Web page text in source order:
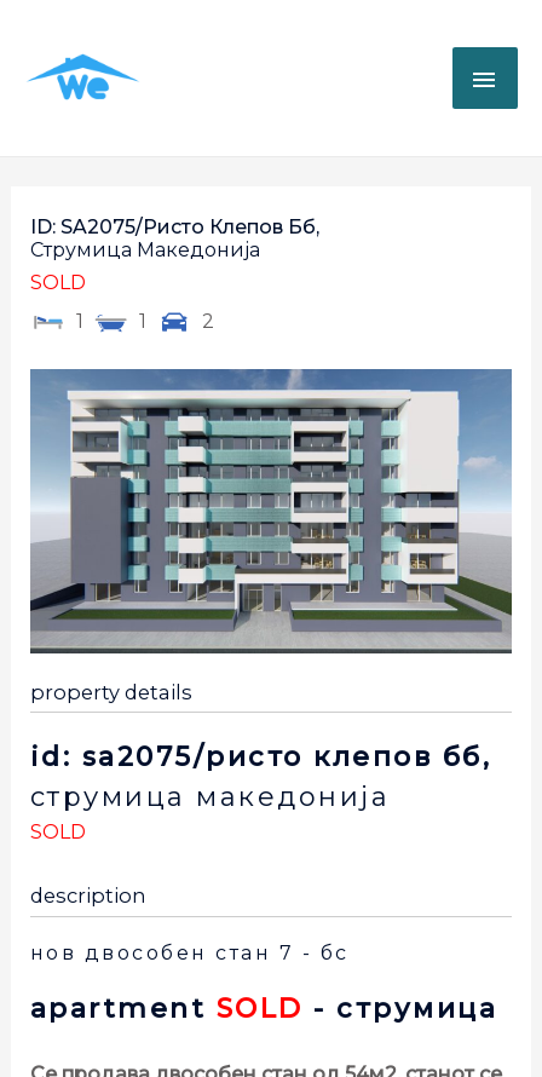
ID: SA2075/Ристо Клепов Бб,
Струмица Македонија
SOLD
1
1 2
property details
id: sa2075/ристо клепов бб,
струмица македонија
SOLD
description
нов двособен стан 7 - бс
apartment SOLD - струмица